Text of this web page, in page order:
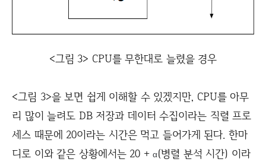
<그림 3> CPU를 무한대로 늘렸을 경우
<그림 3>을 보면 쉽게 이해할 수 있겠지만, CPU를 아무
리 많이 늘려도 DB 저장과 데이터 수집이라는 직렬 프로
세스 때문에 20이라는 시간은 먹고 들어가게 된다. 한마
디로 이와 같은 상황에서는 20 + α(병렬 분석 시간) 이라